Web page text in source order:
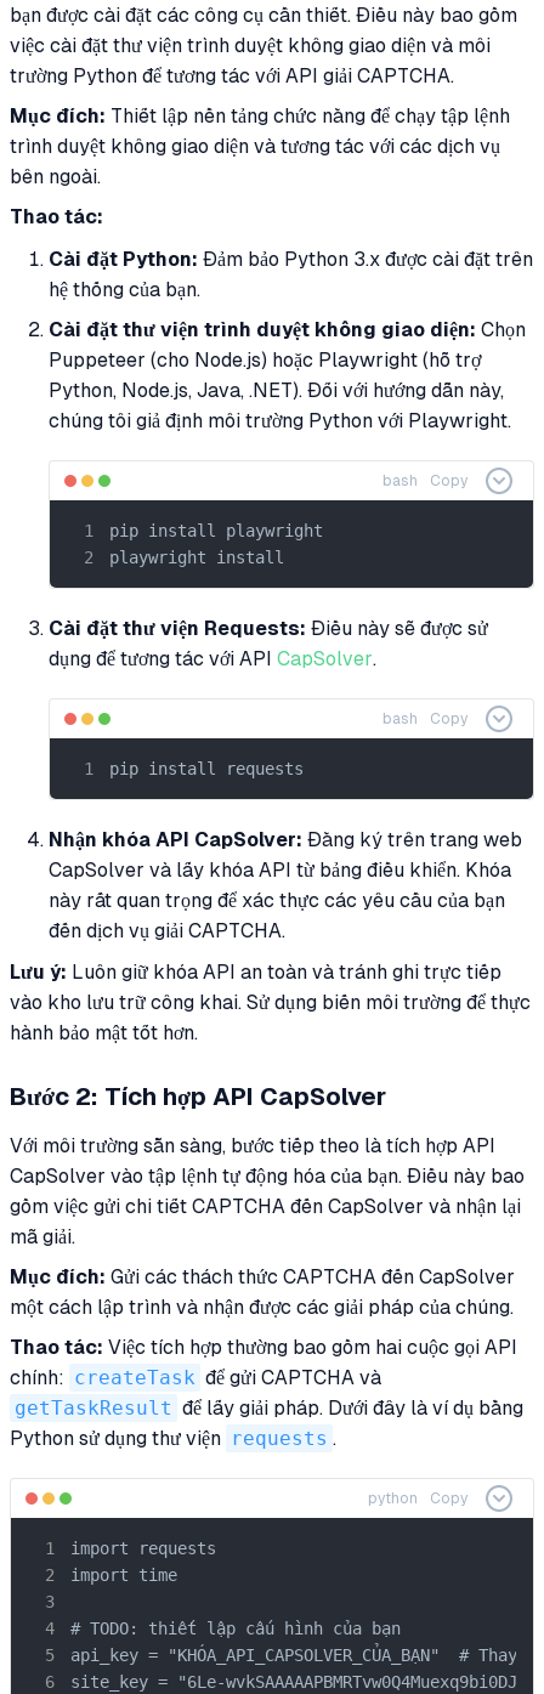
bạn được cài đặt các công cụ cần thiết. Điều này bao gồm
việc cài đặt thư viện trình duyệt không giao diện và môi
trường Python để tương tác với API giải CAPTCHA.
Mục đích: Thiết lập nền tảng chức năng để chạy tập lệnh
trình duyệt không giao diện và tương tác với các dịch vụ
bên ngoài.
Thao tác:
Cài đặt Python: Đảm bảo Python 3.x được cài đặt trên
hệ thống của bạn.
Cài đặt thư viện trình duyệt không giao diện: Chọn
Puppeteer (cho Node.js) hoặc Playwright (hỗ trợ
Python, Node.js, Java, .NET). Đối với hướng dẫn này,
chúng tôi giả định môi trường Python với Playwright.
bash Copy
pip install playwright
playwright install
Cài đặt thư viện Requests: Điều này sẽ được sử
dụng để tương tác với API CapSolver.
bash Copy
pip install requests
Nhận khóa API CapSolver: Đăng ký trên trang web
CapSolver và lấy khóa API từ bảng điều khiển. Khóa
này rất quan trọng để xác thực các yêu cầu của bạn
đến dịch vụ giải CAPTCHA.
Lưu ý: Luôn giữ khóa API an toàn và tránh ghi trực tiếp
vào kho lưu trữ công khai. Sử dụng biến môi trường để thực
hành bảo mật tốt hơn.
Bước 2: Tích hợp API CapSolver
Với môi trường sẵn sàng, bước tiếp theo là tích hợp API
CapSolver vào tập lệnh tự động hóa của bạn. Điều này bao
gồm việc gửi chi tiết CAPTCHA đến CapSolver và nhận lại
mã giải.
Mục đích: Gửi các thách thức CAPTCHA đến CapSolver
một cách lập trình và nhận được các giải pháp của chúng.
Thao tác: Việc tích hợp thường bao gồm hai cuộc gọi API
chính: createTask để gửi CAPTCHA và
getTaskResult để lấy giải pháp. Dưới đây là ví dụ bằng
Python sử dụng thư viện requests .
python Copy
import requests
import time
# TODO: thiết lập cấu hình của bạn
api_key = "KHÓA_API_CAPSOLVER_CỦA_BẠN"  #
site_key = "6Le-